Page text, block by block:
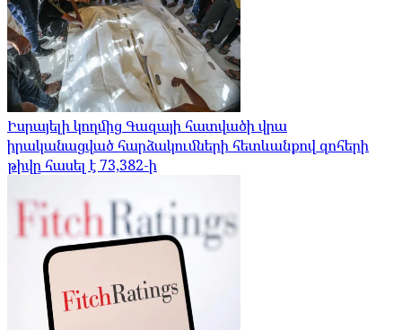
Իսրայելի կողմից Գազայի հատվածի վրա
իրականացված հարձակումների հետևանքով զոհերի
թիվը հասել է 73,382-ի